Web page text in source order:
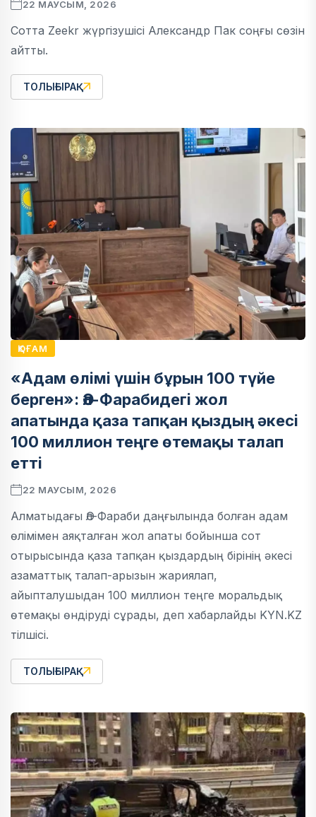
22 МАУСЫМ, 2026
Сотта Zeekr жүргізушісі Александр Пак соңғы сөзін
айтты.
ТОЛЫҒЫРАҚ
ҚОҒАМ
«Адам өлімі үшін бұрын 100 түйе
берген»: Әл-Фарабидегі жол
апатында қаза тапқан қыздың әкесі
100 миллион теңге өтемақы талап
етті
22 МАУСЫМ, 2026
Алматыдағы Әл-Фараби даңғылында болған адам
өлімімен аяқталған жол апаты бойынша сот
отырысында қаза тапқан қыздардың бірінің әкесі
азаматтық талап-арызын жариялап,
айыпталушыдан 100 миллион теңге моральдық
өтемақы өндіруді сұрады, деп хабарлайды KYN.KZ
тілшісі.
ТОЛЫҒЫРАҚ